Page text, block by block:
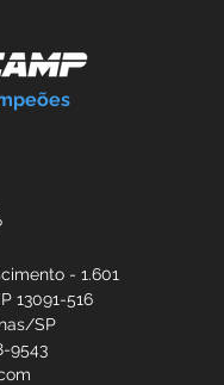
- 1.601
13091-516
SP
9543